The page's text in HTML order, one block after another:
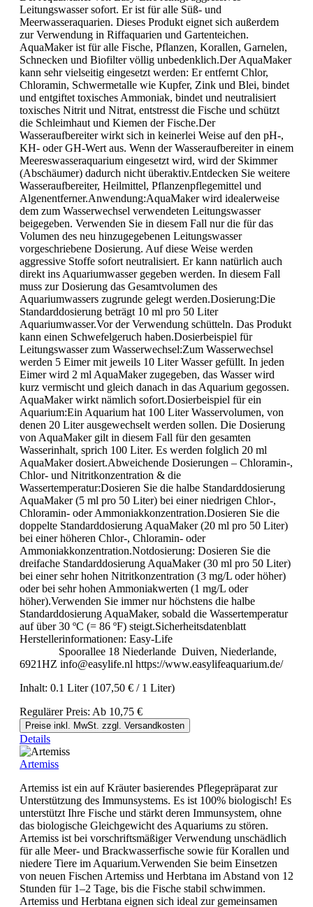
Leitungswasser sofort. Er ist für alle Süß- und
Meerwasseraquarien. Dieses Produkt eignet sich außerdem
zur Verwendung in Riffaquarien und Gartenteichen.
AquaMaker ist für alle Fische, Pflanzen, Korallen, Garnelen,
Schnecken und Biofilter völlig unbedenklich.Der AquaMaker
kann sehr vielseitig eingesetzt werden: Er entfernt Chlor,
Chloramin, Schwermetalle wie Kupfer, Zink und Blei, bindet
und entgiftet toxisches Ammoniak, bindet und neutralisiert
toxisches Nitrit und Nitrat, entstresst die Fische und schützt
die Schleimhaut und Kiemen der Fische.Der
Wasseraufbereiter wirkt sich in keinerlei Weise auf den pH-,
KH- oder GH-Wert aus. Wenn der Wasseraufbereiter in einem
Meereswasseraquarium eingesetzt wird, wird der Skimmer
(Abschäumer) dadurch nicht überaktiv.Entdecken Sie weitere
Wasseraufbereiter, Heilmittel, Pflanzenpflegemittel und
Algenentferner.Anwendung:AquaMaker wird idealerweise
dem zum Wasserwechsel verwendeten Leitungswasser
beigegeben. Verwenden Sie in diesem Fall nur die für das
Volumen des neu hinzugegebenen Leitungswasser
vorgeschriebene Dosierung. Auf diese Weise werden
aggressive Stoffe sofort neutralisiert. Er kann natürlich auch
direkt ins Aquariumwasser gegeben werden. In diesem Fall
muss zur Dosierung das Gesamtvolumen des
Aquariumwassers zugrunde gelegt werden.Dosierung:Die
Standarddosierung beträgt 10 ml pro 50 Liter
Aquariumwasser.Vor der Verwendung schütteln. Das Produkt
kann einen Schwefelgeruch haben.Dosierbeispiel für
Leitungswasser zum Wasserwechsel:Zum Wasserwechsel
werden 5 Eimer mit jeweils 10 Liter Wasser gefüllt. In jeden
Eimer wird 2 ml AquaMaker zugegeben, das Wasser wird
kurz vermischt und gleich danach in das Aquarium gegossen.
AquaMaker wirkt nämlich sofort.Dosierbeispiel für ein
Aquarium:Ein Aquarium hat 100 Liter Wasservolumen, von
denen 20 Liter ausgewechselt werden sollen. Die Dosierung
von AquaMaker gilt in diesem Fall für den gesamten
Wasserinhalt, sprich 100 Liter. Es werden folglich 20 ml
AquaMaker dosiert.Abweichende Dosierungen – Chloramin-,
Chlor- und Nitritkonzentration & die
Wassertemperatur:Dosieren Sie die halbe Standarddosierung
AquaMaker (5 ml pro 50 Liter) bei einer niedrigen Chlor-,
Chloramin- oder Ammoniakkonzentration.Dosieren Sie die
doppelte Standarddosierung AquaMaker (20 ml pro 50 Liter)
bei einer höheren Chlor-, Chloramin- oder
Ammoniakkonzentration.Notdosierung: Dosieren Sie die
dreifache Standarddosierung AquaMaker (30 ml pro 50 Liter)
bei einer sehr hohen Nitritkonzentration (3 mg/L oder höher)
oder bei sehr hohen Ammoniakwerten (1 mg/L oder
höher).Verwenden Sie immer nur höchstens die halbe
Standarddosierung AquaMaker, sobald die Wassertemperatur
auf über 30 ºC (= 86 ºF) steigt.Sicherheitsdatenblatt
Herstellerinformationen: Easy-Life
Spoorallee 18 Niederlande Duiven, Niederlande,
6921HZ info@easylife.nl https://www.easylifeaquarium.de/
Inhalt: 0.1 Liter(107,50 € / 1 Liter)
Regulärer Preis: Ab 10,75 €
Preise inkl. MwSt. zzgl. Versandkosten
Details
Artemiss
Artemiss ist ein auf Kräuter basierendes Pflegepräparat zur
Unterstützung des Immunsystems. Es ist 100% biologisch! Es
unterstützt Ihre Fische und stärkt deren Immunsystem, ohne
das biologische Gleichgewicht des Aquariums zu stören.
Artemiss ist bei vorschriftsmäßiger Verwendung unschädlich
für alle Meer- und Brackwasserfische sowie für Korallen und
niedere Tiere im Aquarium.Verwenden Sie beim Einsetzen
von neuen Fischen Artemiss und Herbtana im Abstand von 12
Stunden für 1–2 Tage, bis die Fische stabil schwimmen.
Artemiss und Herbtana eignen sich ideal zur gemeinsamen